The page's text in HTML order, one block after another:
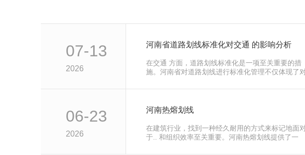
07-13
2026
河南省道路划线标准化对交通 的影响分析
在交通 方面，道路划线标准化是一项至关重要的措
施。河南省对道路划线进行标准化管理不仅体现了
06-23
2026
河南热熔划线
在建筑行业，找到一种经久耐用的方式来标记地面
于.. 和组织效率至关重要。河南热熔划线提供了一